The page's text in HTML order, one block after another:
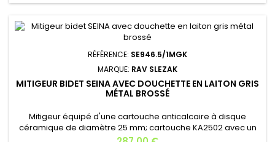
RÉFÉRENCE: SE946.5/1MGK
MARQUE: RAV SLEZAK
MITIGEUR BIDET SEINA AVEC DOUCHETTE EN LAITON GRIS
MÉTAL BROSSÉ
Mitigeur équipé d'une cartouche anticalcaire à disque
céramique de diamètre 25 mm; cartouche KA2502 avec un
aérateur en caoutchouc qui empêche le dépôt du